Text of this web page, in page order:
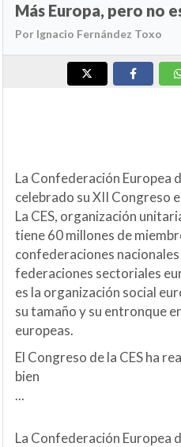
Más Europa, pero no
Por Ignacio Fernández Toxo
La Confederación Europea
celebrado su XII Congreso
La CES, organización
tiene 60 millones de
confederaciones
federaciones sectoriales
es la organización social
su tamaño y su entronque
europeas.
El Congreso de la CES ha
bien
...
La Confederación Europea